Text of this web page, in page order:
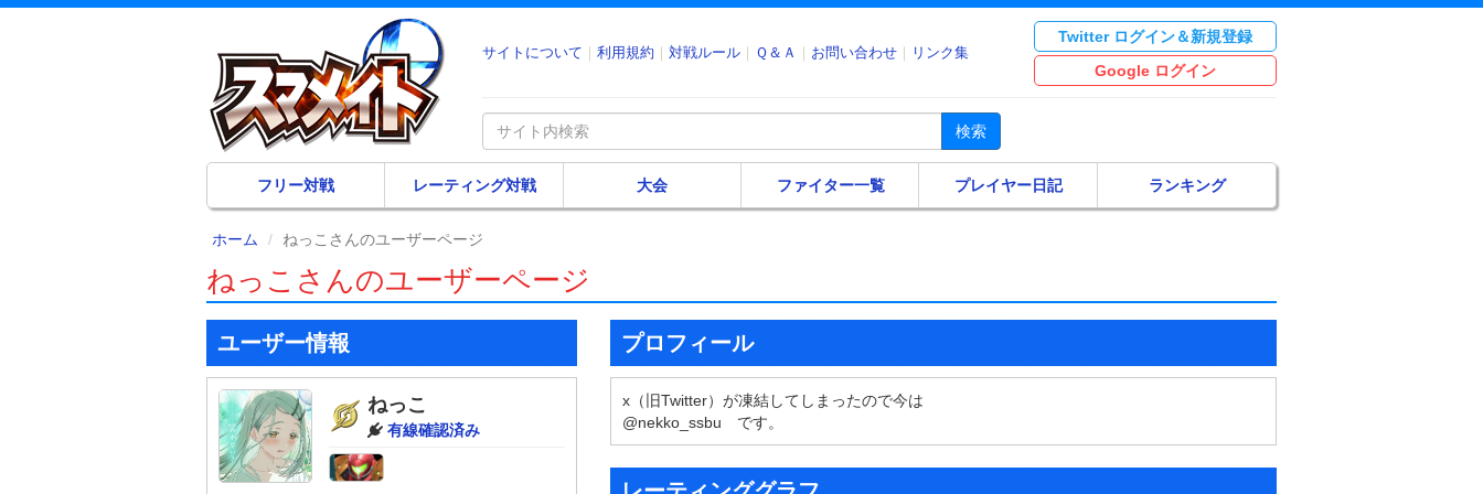
サイトについて 利用規約 対戦ルール Ｑ＆Ａ お問い合わせ リンク集
Twitter ログイン＆新規登録
Google ログイン
検索
フリー対戦 レーティング対戦 大会 ファイター一覧 プレイヤー日記 ランキング
ホーム ねっこさんのユーザーページ
ねっこさんのユーザーページ
ユーザー情報
ねっこ
有線確認済み
プロフィール
x（旧Twitter）が凍結してしまったので今は
@nekko_ssbu です。